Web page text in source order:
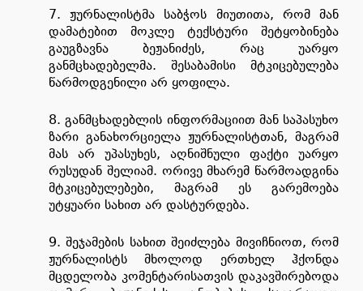
7. ჟურნალისტმა საბჭოს მიუთითა, რომ მან
დამატებით მოკლე ტექსტური შეტყობინება
გაუგზავნა ბეჟანიძეს, რაც უარყო
განმცხადებელმა. შესაბამისი მტკიცებულება
წარმოდგენილი არ ყოფილა.
8. განმცხადებლის ინფორმაციით მან საპასუხო
ზარი განახორციელა ჟურნალისტთან, მაგრამ
მას არ უპასუხეს, აღნიშნული ფაქტი უარყო
რუსუდან შელიამ. ორივე მხარემ წარმოადგინა
მტკიცებულებები, მაგრამ ეს გარემოება
უტყუარი სახით არ დასტურდება.
9. შეჯამების სახით შეიძლება მივიჩნიოთ, რომ
ჟურნალისტს მხოლოდ ერთხელ ჰქონდა
მცდელობა კომენტარისათვის დაკავშირებოდა